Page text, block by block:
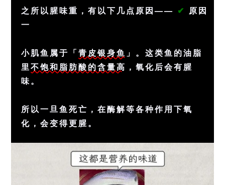
之所以腥味重，有以下几点原因—— ✔ 原因
一
小肌鱼属于「青皮银身鱼 」。这类鱼的油脂
里不饱和脂肪酸的含量高 ，氧化后会有腥
味。
所以一旦鱼死亡，在酶解等各种作用下氧
化，会变得更腥。